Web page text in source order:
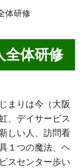
体研修
体研修
まりは今（大阪
、デイサービス
しい人、訪問看
１つの魔法、ヘ
スセンター歩い